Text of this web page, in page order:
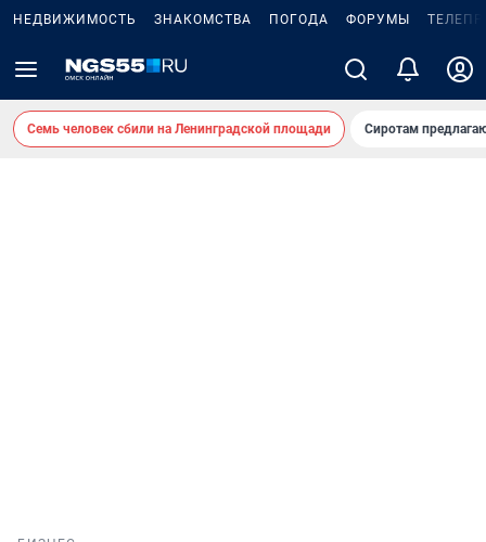
НЕДВИЖИМОСТЬ ЗНАКОМСТВА ПОГОДА ФОРУМЫ
Семь человек сбили на Ленинградской площади Сиротам